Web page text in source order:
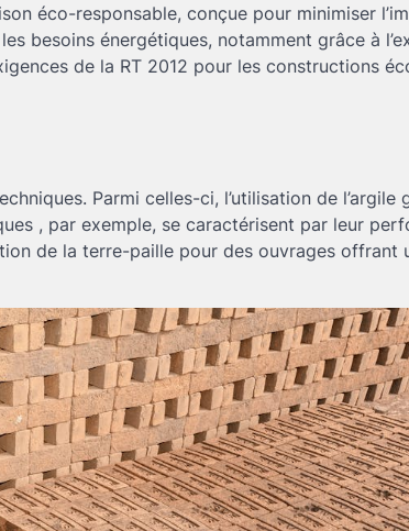
éco-responsable, conçue pour minimiser
besoins énergétiques, notamment grâce à
de la RT 2012 pour les constructions
Parmi celles-ci, l’utilisation de l’argile
, par exemple, se caractérisent par leur
de la terre-paille pour des ouvrages offrant